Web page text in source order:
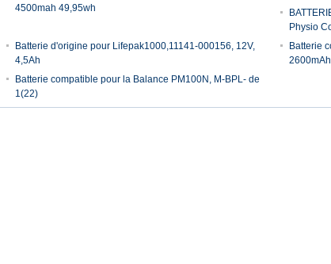
4500mah 49,95wh
Physio
Batterie d'origine pour Lifepak1000,11141-000156, 12V,
4,5Ah
Batterie
2600mAh
Batterie compatible pour la Balance PM100N, M-BPL- de
1(22)